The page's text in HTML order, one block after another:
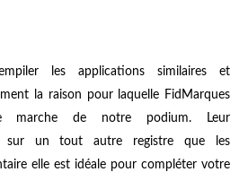
les applications similaires et
la raison pour laquelle FidMarques
marche de notre podium. Leur
sur un tout autre registre que les
elle est idéale pour compléter votre